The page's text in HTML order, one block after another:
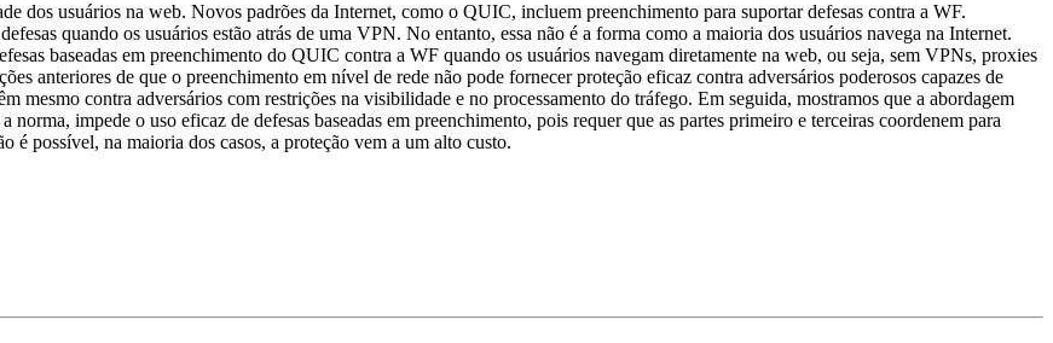
dos usuários na web. Novos padrões da Internet, como o QUIC, incluem preenchimento para suportar defesas contra a WF.
quando os usuários estão atrás de uma VPN. No entanto, essa não é a forma como a maioria dos usuários navega na Internet.
baseadas em preenchimento do QUIC contra a WF quando os usuários navegam diretamente na web, ou seja, sem VPNs, proxies
anteriores de que o preenchimento em nível de rede não pode fornecer proteção eficaz contra adversários poderosos capazes de
mesmo contra adversários com restrições na visibilidade e no processamento do tráfego. Em seguida, mostramos que a abordagem
impede o uso eficaz de defesas baseadas em preenchimento, pois requer que as partes primeiro e terceiras coordenem para
é possível, na maioria dos casos, a proteção vem a um alto custo.